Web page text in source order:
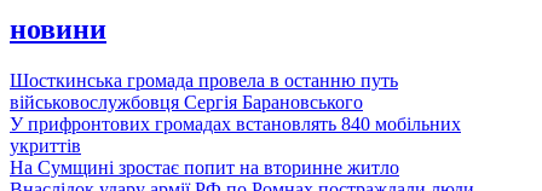
новини
Шосткинська громада провела в останню путь
військовослужбовця Сергія Барановського
У прифронтових громадах встановлять 840 мобільних
укриттів
На Сумщині зростає попит на вторинне житло